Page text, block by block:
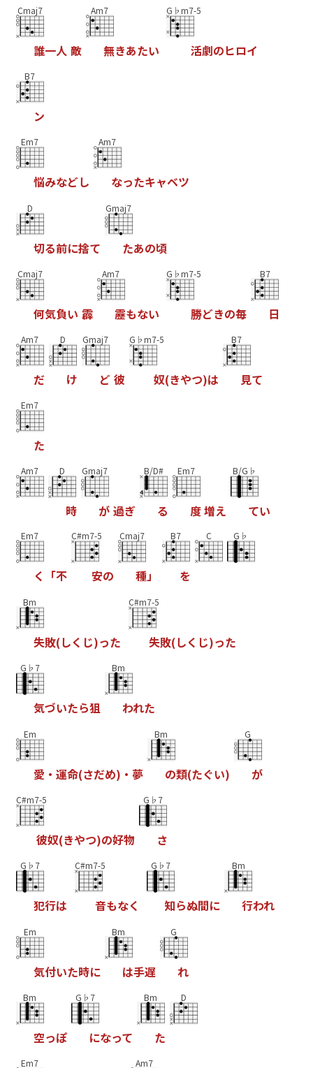
Cmaj7
誰一人 敵
Am7
無きあたい
G♭m7-5
活劇のヒロイ
B7
ン
Em7
悩みなどし
Am7
なったキャベツ
D
切る前に捨て
Gmaj7
たあの頃
Cmaj7
何気負い 霹
Am7
靂もない
G♭m7-5
勝どきの毎
B7
日
Am7
だ
D
け
Gmaj7
ど 彼
G♭m7-5
奴(きやつ)は
B7
見て
Em7
た
Am7 D
時
Gmaj7
が 過ぎ
B/D#
る
Em7
度増え
B/G♭
てい
Em7
く 「不
C#m7-5
安の
Cmaj7
種」
B7
を
C G♭
Bm
失敗(しく じ)った
C#m7-5
失敗(しく じ)った
G♭7
気づいたら狙
Bm
われた
Em
愛 ・ 運命(さだめ) ・ 夢
Bm
の類(たぐい)
G
が
C#m7-5
彼奴(きやつ)の好物
G♭7
さ
G♭7
犯行は
C#m7-5
音もなく
G♭7
知らぬ間に
Bm
行われ
Em
気付いた時に
Bm
は手遅
G
れ
Bm
空っぽ
G♭7
になって
Bm
た
D
Em7 Am7